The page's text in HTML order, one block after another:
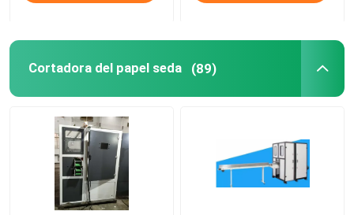
Cortadora del papel seda (89)